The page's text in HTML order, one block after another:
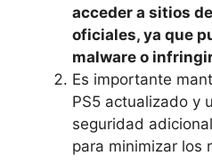
acceder a sitios
oficiales, ya⁤ que
malware o
Es importante
PS5 actualizado y
seguridad
para minimizar los⁤